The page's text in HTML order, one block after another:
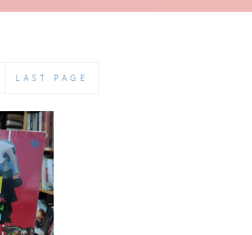
LAST PAGE